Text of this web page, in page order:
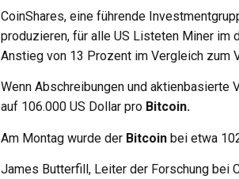
CoinShares, eine führende
produzieren, für alle US Listeten Miner im
Anstieg von 13 Prozent im Vergleich zum
Wenn Abschreibungen und
auf 106.000 US Dollar pro Bitcoin.
Am Montag wurde der Bitcoin bei etwa
James Butterfill, Leiter der Forschung bei